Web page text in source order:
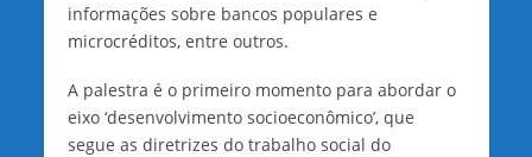
informações sobre bancos populares e
microcréditos, entre outros.
A palestra é o primeiro momento para abordar o
eixo ‘desenvolvimento socioeconômico’, que
segue as diretrizes do trabalho social do